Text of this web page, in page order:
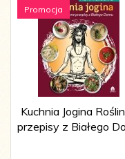
Promocja
Kuchnia Jogina
przepisy z Białego